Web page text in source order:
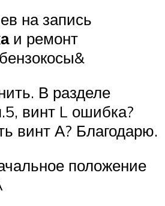
на запись
и ремонт
В разделе
винт L ошибка?
винт А? Благодарю.
положение